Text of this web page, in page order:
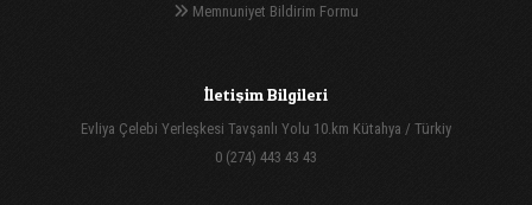
Memnuniyet Bildirim Formu
İletişim Bilgileri
Evliya Çelebi Yerleşkesi Tavşanlı Yolu 10.km Kütahya / Türkiy
0 (274) 443 43 43